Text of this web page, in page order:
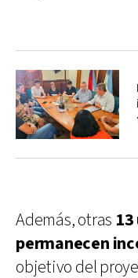
Además, otras
permanecen
objetivo del